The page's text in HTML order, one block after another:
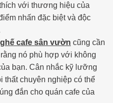
với thương hiệu của
nhấn đặc biệt và độc
cafe sân vườn cũng cần
nó phù hợp với không
bạn. Cân nhắc kỹ lưỡng
thất chuyên nghiệp có thể
đắn cho quán cafe của